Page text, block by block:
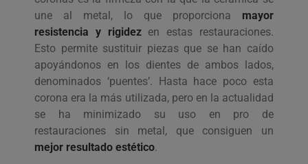
une al metal, lo que proporciona mayor
resistencia y rigidezen estas restauraciones.
Esto permite sustituir piezas que se han caído
apoyándonos en los dientes de ambos lados,
denominados ‘puentes’. Hasta hace poco esta
corona era la más utilizada, pero en la actualidad
se ha minimizado su uso en pro de
restauraciones sin metal, que consiguen un
mejor resultado estético.